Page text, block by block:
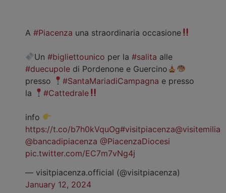
A #Piacenza una straordinaria occasione
Un#bigliettounico per la#salita alle
#duecupole di Pordenone e Guercino
presso
#SantaMariadiCampagna e presso
la
#Cattedrale
info
https://t.co/b7h0kVquOg#visitpiacenza@visitemilia
@bancadipiacenza @PiacenzaDiocesi
pic.twitter.com/EC7m7vNg4j
— visitpiacenza.official (@visitpiacenza)
January 12, 2024